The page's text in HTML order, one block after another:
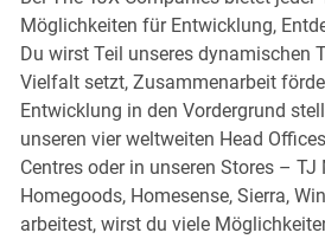
Möglichkeiten für Entwicklung,
Du wirst Teil unseres dynamischen
Vielfalt setzt, Zusammenarbeit
Entwicklung in den Vordergrund
unseren vier weltweiten Head
Centres oder in unseren Stores –
Homegoods, Homesense, Sierra,
arbeitest, wirst du viele